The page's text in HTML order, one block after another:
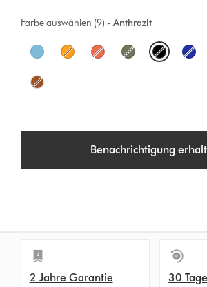
Anthrazit
Farbe auswählen (9) -
O
n
Benachrichtigung
2 Jahre Garantie
30